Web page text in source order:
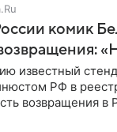
комик
известный
РФ в
возвращения в